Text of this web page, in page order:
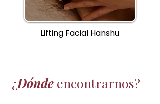
Lifting Facial Hanshu
¿Dónde encontrarnos?